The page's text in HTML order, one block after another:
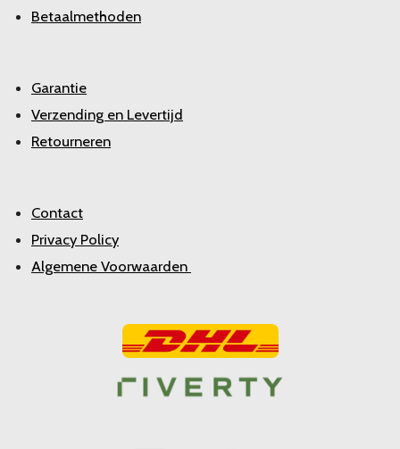
Betaalmethoden
Garantie
Verzending en Levertijd
Retourneren
Contact
Privacy Policy
Algemene Voorwaarden